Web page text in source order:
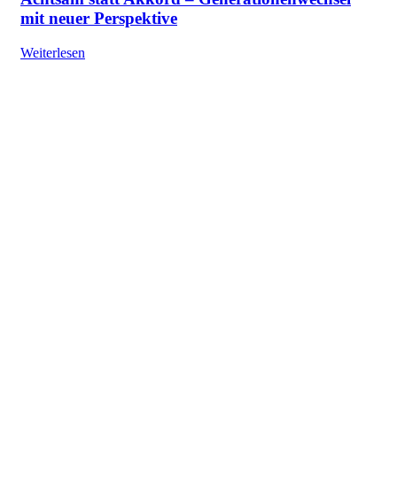
mit neuer Perspektive
Weiterlesen